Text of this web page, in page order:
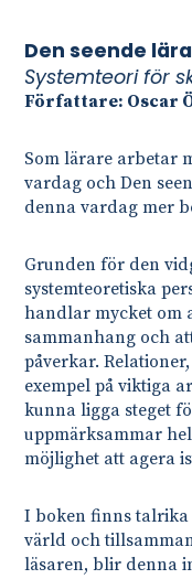
Den seende
Systemteori för
Författare: Oscar
Som lärare arbetar
vardag och Den
denna vardag mer
Grunden för den
systemteoretiska
handlar mycket om
sammanhang och
påverkar.
exempel på viktiga
kunna ligga steget
uppmärksammar
möjlighet att agera
I boken finns talrika
värld och
läsaren, blir denna